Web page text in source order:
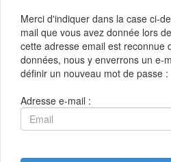
Merci d'indiquer dans la case ci-
mail que vous avez donnée lors
cette adresse email est reconnue
données, nous y enverrons un e-
définir un nouveau mot de passe :
Adresse e-mail :